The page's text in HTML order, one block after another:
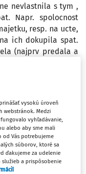
nevlastnila s tym ,
Napr. spolocnost
resp. na ucte,
ich dokupila spat.
(najprv predala a
ktore mala na
ktory sa ide
prostriedky na
celkoveho obratu
aj takyto obchod
vysokú úroveň
webstránok. Medzi
vyhľadávanie,
alebo aby sme mali
od Vás potrebujeme
súborov, ktoré sa
ďakujeme za udelenie
služieb a prispôsobenie